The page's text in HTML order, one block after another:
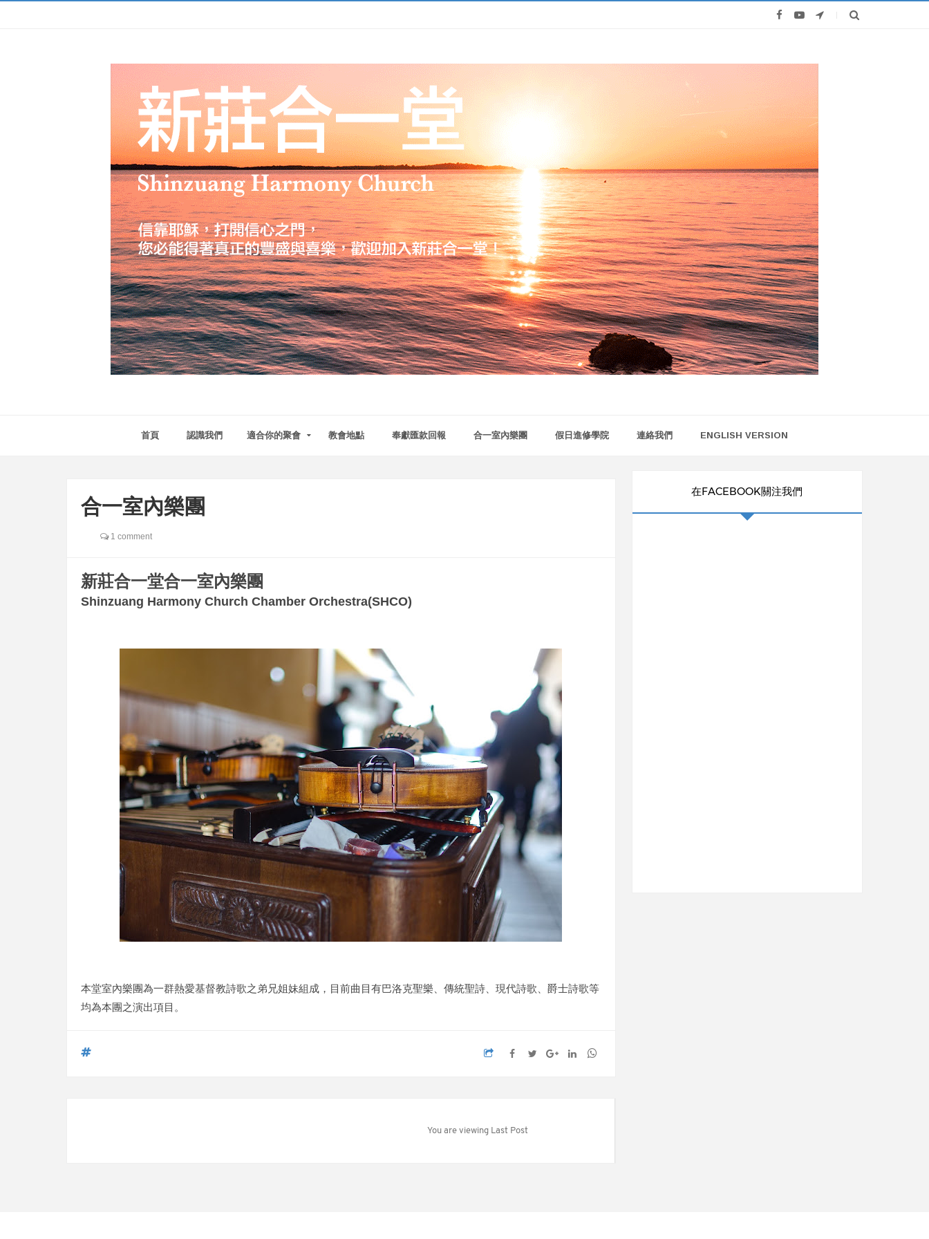
首頁 認識我們 適合你的聚會 教會地點 奉獻匯款回報 合一室內樂團 假日進修學院 連絡我們 ENGLISH VERSION
合一室內樂團
1 comment
新莊合一堂合一室內樂團
Shinzuang Harmony Church Chamber Orchestra(SHCO)
本堂室內樂團為一群熱愛基督教詩歌之弟兄姐妹組成，目前曲目有巴洛克聖樂、傳統聖詩、現代詩歌、爵士詩歌等
均為本團之演出項目。
You are viewing Last Post
在FACEBOOK關注我們